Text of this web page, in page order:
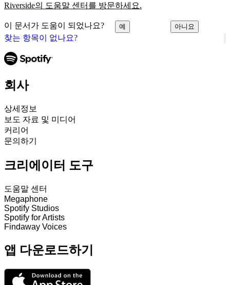
찾는 항목이 없나요?
Riverside의 도움말 센터를 방문하세요.
이 문서가 도움이 되었나요? 예 아니요
회사
상세정보
보도 자료 및 미디어
커리어
문의하기
크리에이터 도구
도움말 센터
Megaphone
Spotify Studios
Spotify for Artists
Findaway Voices
앱 다운로드하기